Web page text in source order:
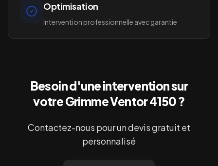
Optimisation
Intervention professionnelle avec garantie
Besoin d'une intervention sur
votreGrimme Ventor 4150?
Contactez-nous pour un devis gratuit et
personnalisé